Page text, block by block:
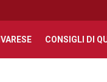
CONSIGLI DI